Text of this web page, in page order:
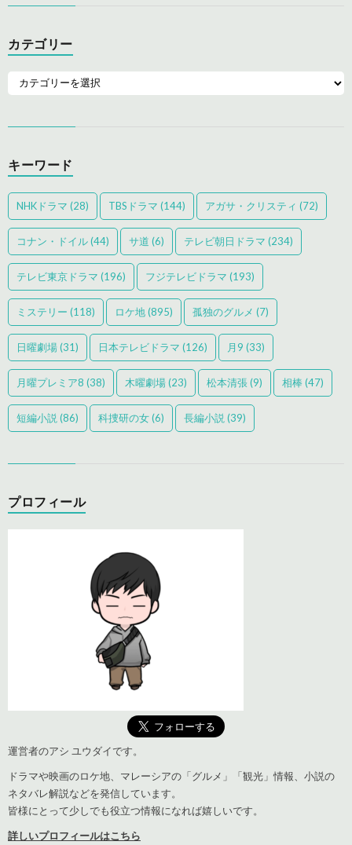
カテゴリー
キーワード
NHKドラマ (28) TBSドラマ (144) アガサ・クリスティ (72)
コナン・ドイル(44) サ道 (6) テレビ朝日ドラマ (234)
テレビ東京ドラマ (196) フジテレビドラマ (193)
ミステリー (118) ロケ地(895) 孤独のグルメ (7)
日曜劇場(31) 日本テレビドラマ (126) 月9 (33)
月曜プレミア8 (38) 木曜劇場(23) 松本清張(9) 相棒(47)
短編小説 (86) 科捜研の女(6) 長編小説 (39)
プロフィール
運営者のアシ ユウダイです。
ドラマや映画のロケ地、マレーシアの「グルメ」「観光」情報、小説の
ネタバレ解説などを発信しています。
皆様にとって少しでも役立つ情報になれば嬉しいです。
詳しいプロフィールはこちら